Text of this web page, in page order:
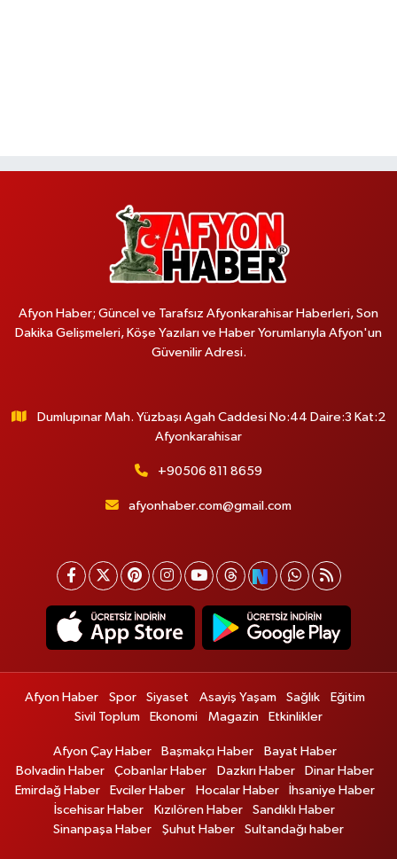
Afyon Haber; Güncel ve Tarafsız Afyonkarahisar Haberleri, Son
Dakika Gelişmeleri, Köşe Yazıları ve Haber Yorumlarıyla Afyon'un
Güvenilir Adresi.
Dumlupınar Mah. Yüzbaşı Agah Caddesi No:44 Daire:3 Kat:2
Afyonkarahisar
+90506 811 8659
afyonhaber.com@gmail.com
Afyon Haber Spor Siyaset Asayiş Yaşam Sağlık
Eğitim
Sivil Toplum
Ekonomi Magazin Etkinlikler
Afyon Çay Haber Başmakçı Haber
Bayat Haber
Bolvadin Haber
Çobanlar Haber Dazkırı Haber
Dinar Haber
Emirdağ Haber
Evciler Haber Hocalar Haber
İhsaniye Haber
İscehisar Haber
Kızılören Haber
Sandıklı Haber
Sinanpaşa Haber
Şuhut Haber Sultandağı haber